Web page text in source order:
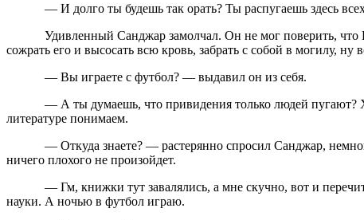
— И долго ты будешь так орать? Ты распугаешь здесь всех
Удивленный Санджар замолчал. Он не мог поверить, что
сожрать его и высосать всю кровь, забрать с собой в могилу, ну
— Вы играете с футбол? — выдавил он из себя.
— А ты думаешь, что привидения только людей пугают?
литературе понимаем.
— Откуда знаете? — растерянно спросил Санджар, немного
ничего плохого не произойдет.
— Гм, книжки тут завалялись, а мне скучно, вот и
науки. А ночью в футбол играю.